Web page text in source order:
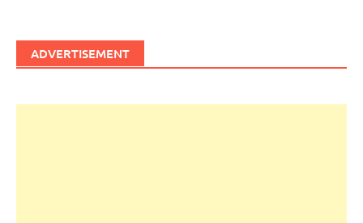
ADVERTISEMENT